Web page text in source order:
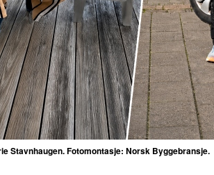
Stavnhaugen. Fotomontasje: Norsk Byggebransje.